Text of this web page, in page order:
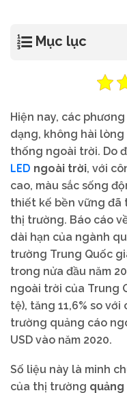
Mục lục
Hiện nay, các
dạng, không hài
thống ngoài trời. Do
LED ngoài trời, với
cao, màu sắc sống
thiết kế bền vững đã
thị trường. Báo cáo
dài hạn của ngành
trường Trung Quốc
trong nửa đầu năm
ngoài trời của Trung
tệ), tăng 11,6% so
trường quảng cáo
USD vào năm 2020.
Số liệu này là minh
của thị trường quảng